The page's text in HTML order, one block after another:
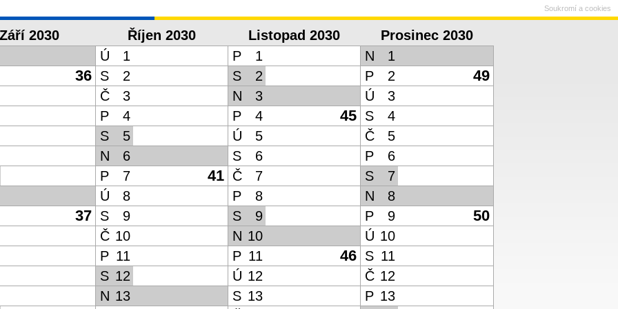
Soukromí a cookies
2030 Říjen 2030 Listopad 2030
Prosinec 2030
Ú
1 P 1 N 1
36 S 2 S 2 P 2 49
Č 3 N 3 Ú
3
P
4 P 4 45 S
4
S
5 Ú 5 Č
5
N
6 S 6 P
6
P
7 41 Č 7 S
7
Ú
8 P 8 N 8
37 S 9 S 9 P 9 50
Č 10 N 10 Ú 10
P 11 P 11 46 S 11
S 12 Ú 12 Č 12
N 13 S 13 P 13